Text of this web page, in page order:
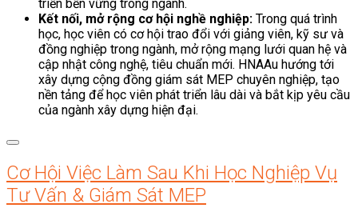
triển bền vững trong ngành.
Kết nối, mở rộng cơ hội nghề nghiệp: Trong quá trình
học, học viên có cơ hội trao đổi với giảng viên, kỹ sư và
đồng nghiệp trong ngành, mở rộng mạng lưới quan hệ và
cập nhật công nghệ, tiêu chuẩn mới. HNAAu hướng tới
xây dựng cộng đồng giám sát MEP chuyên nghiệp, tạo
nền tảng để học viên phát triển lâu dài và bắt kịp yêu cầu
của ngành xây dựng hiện đại.
Cơ Hội Việc Làm Sau Khi Học Nghiệp Vụ
Tư Vấn & Giám Sát MEP